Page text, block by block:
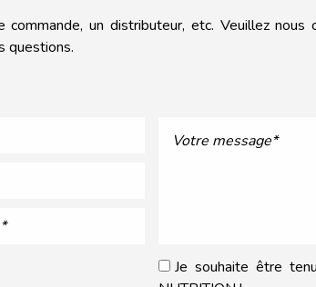
commande, un distributeur, etc. Veuillez
questions.
Je souhaite être